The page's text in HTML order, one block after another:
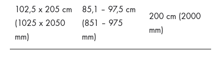
102,5 x 205 cm
(1025 x 2050
mm)
85,1 – 97,5 cm
(851 – 975
mm)
200 cm (2000
mm)